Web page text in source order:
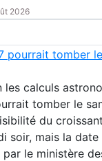
2026
pourrait tomber
les calculs
tomber le
du
soir, mais la
le ministère